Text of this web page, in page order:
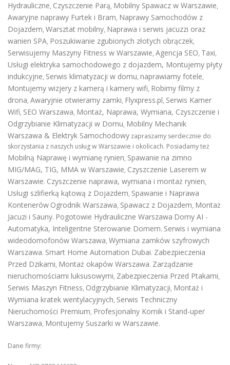
Hydrauliczne, Czyszczenie Parą, Mobilny Spawacz w Warszawie,
Awaryjne naprawy Furtek i Bram, Naprawy Samochodów z
Dojazdem, Warsztat mobilny, Naprawa i serwis jacuzzi oraz
wanien SPA, Poszukiwanie zgubionych złotych obrączek,
Serwisujemy Maszyny Fitness w Warszawie, Agencja SEO, Taxi,
Usługi elektryka samochodowego z dojazdem, Montujemy płyty
indukcyjne, Serwis klimatyzacji w domu, naprawiamy fotele,
Montujemy wizjery z kamerą i kamery wifi, Robimy filmy z
drona, Awaryjnie otwieramy zamki, Flyxpress.pl, Serwis Kamer
Wifi, SEO Warszawa, Montaż, Naprawa, Wymiana, Czyszczenie i
Odgrzybianie Klimatyzacji w Domu, Mobilny Mechanik
Warszawa & Elektryk Samochodowy zapraszamy serdecznie do
skorzystania z naszych usług w Warszawie i okolicach. Posiadamy też
Mobilną Naprawę i wymianę rynien, Spawanie na zimno
MIG/MAG, TIG, MMA w Warszawie, Czyszczenie Laserem w
Warszawie. Czyszczenie naprawa, wymiana i montaż rynien,
Usługi szlifierką kątową z Dojazdem, Spawanie i Naprawa
Kontenerów Ogrodnik Warszawa, Spawacz z Dojazdem, Montaż
Jacuzi i Sauny. Pogotowie Hydrauliczne Warszawa Domy AI -
Automatyka, Inteligentne Sterowanie Domem. Serwis i wymiana
wideodomofonów Warszawa, Wymiana zamków szyfrowych
Warszawa. Smart Home Automation Dubai. Zabezpieczenia
Przed Dzikami, Montaż okapów Warszawa. Zarządzanie
nieruchomościami luksusowymi, Zabezpieczenia Przed Ptakami,
Serwis Maszyn Fitness, Odgrzybianie Klimatyzacji, Montaż i
Wymiana kratek wentylacyjnych, Serwis Techniczny
Nieruchomości Premium, Profesjonalny Komik i Stand-uper
Warszawa, Montujemy Suszarki w Warszawie.
Dane firmy: